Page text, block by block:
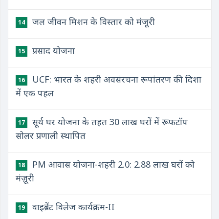
14 जल जीवन मिशन के विस्तार को मंजूरी
15 प्रसाद योजना
16
UCF: भारत के शहरी अवसंरचना रूपांतरण की दिशा
में एक पहल
17
सूर्य घर योजना के तहत 30 लाख घरों में रूफटॉप
सोलर प्रणाली स्थापित
18
PM आवास योजना-शहरी 2.0: 2.88 लाख घरों को
मंज़ूरी
19 वाइब्रेंट विलेज कार्यक्रम-II